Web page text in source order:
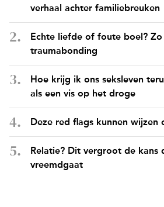
verhaal achter familiebreuken
Echte liefde of foute boel?
traumabonding
Hoe krijg ik ons seksleven
als een vis op het droge
Deze red flags kunnen wijzen
Relatie? Dit vergroot de kans
vreemdgaat